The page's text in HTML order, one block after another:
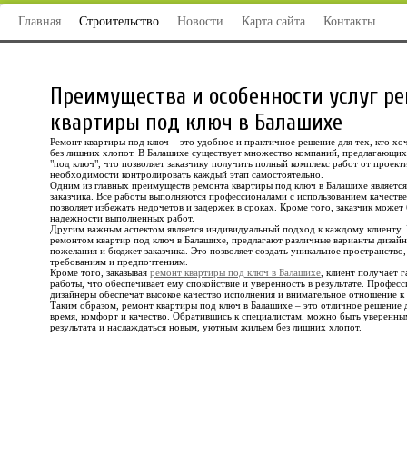
Главная Строительство Новости Карта сайта Контакты
Преимущества и особенности услуг
квартиры под ключ в Балашихе
Ремонт квартиры под ключ – это удобное и практичное решение для тех, кто
без лишних хлопот. В Балашихе существует множество компаний,
"под ключ", что позволяет заказчику получить полный комплекс работ от
необходимости контролировать каждый этап самостоятельно.
Одним из главных преимуществ ремонта квартиры под ключ в Балашихе
заказчика. Все работы выполняются профессионалами с использованием
позволяет избежать недочетов и задержек в сроках. Кроме того, заказчик может
надежности выполненных работ.
Другим важным аспектом является индивидуальный подход к каждому
ремонтом квартир под ключ в Балашихе, предлагают различные варианты
пожелания и бюджет заказчика. Это позволяет создать уникальное
требованиям и предпочтениям.
Кроме того, заказывая ремонт квартиры под ключ в Балашихе , клиент получает
работы, что обеспечивает ему спокойствие и уверенность в результате.
дизайнеры обеспечат высокое качество исполнения и внимательное отношение
Таким образом, ремонт квартиры под ключ в Балашихе – это отличное решение
время, комфорт и качество. Обратившись к специалистам, можно быть
результата и наслаждаться новым, уютным жильем без лишних хлопот.